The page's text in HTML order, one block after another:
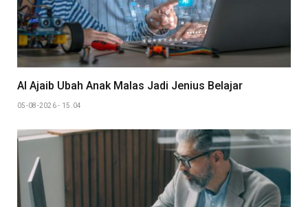
AI Ajaib Ubah Anak Malas Jadi Jenius Belajar
05-08-2026 - 15.04